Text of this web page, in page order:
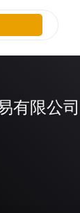
有限公司